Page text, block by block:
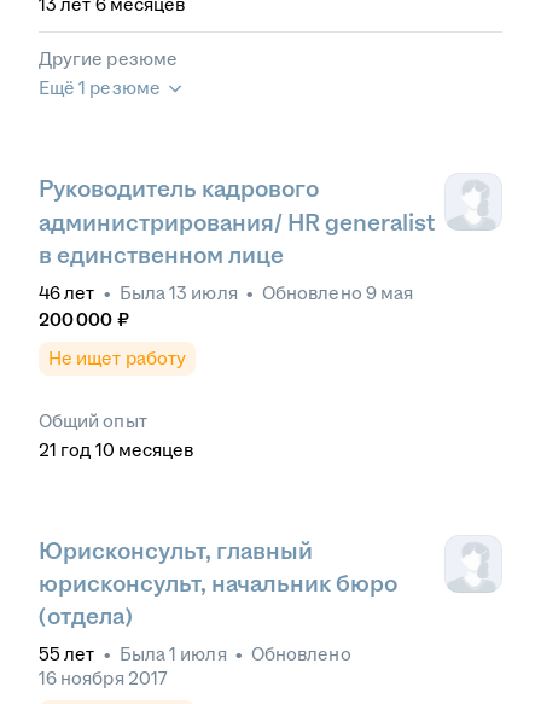
13 лет 6 месяцев
Другие резюме
Ещё 1 резюме
Руководитель кадрового
администрирования/ HR generalist
в единственном лице
46лет • Была13 июля • Обновлено 9 мая
200 000 ₽
Не ищет работу
Общий опыт
21 год 10 месяцев
Юрисконсульт, главный
юрисконсульт, начальник бюро
(отдела)
55 лет • Была1 июля • Обновлено
16 ноября 2017